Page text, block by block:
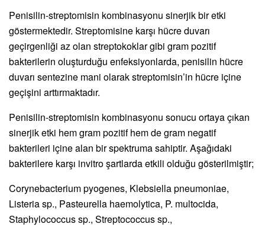
Penisilin-streptomisin kombinasyonu sinerjik bir etki
göstermektedir. Streptomisine karşı hücre duvarı
geçirgenliği az olan streptokoklar gibi gram pozitif
bakterilerin oluşturduğu enfeksiyonlarda, penisilin hücre
duvarı sentezine mani olarak streptomisin’in hücre içine
geçişini arttırmaktadır.
Penisilin-streptomisin kombinasyonu sonucu ortaya çıkan
sinerjik etki hem gram pozitif hem de gram negatif
bakterileri içine alan bir spektruma sahiptir. Aşağıdaki
bakterilere karşı invitro şartlarda etkili olduğu gösterilmiştir;
Corynebacterium pyogenes, Klebsiella pneumoniae,
Listeria sp., Pasteurella haemolytica, P. multocida,
Staphylococcus sp., Streptococcus sp.,